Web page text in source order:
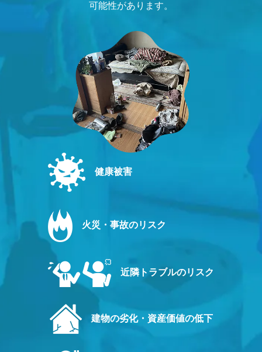
可能性があります。
健康被害
火災・事故のリスク
近隣トラブルのリスク
建物の劣化・資産価値の低下